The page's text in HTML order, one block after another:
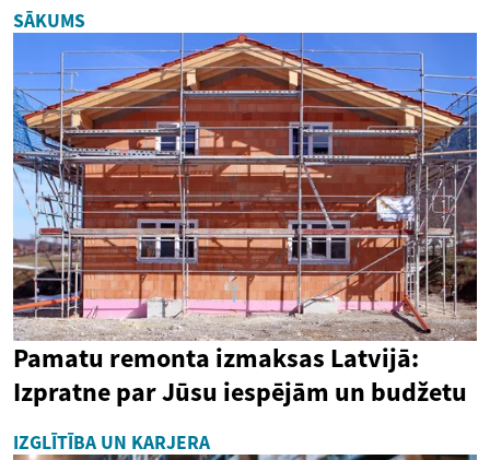
SĀKUMS
Pamatu remonta izmaksas Latvijā:
Izpratne par Jūsu iespējām un budžetu
IZGLĪTĪBA UN KARJERA